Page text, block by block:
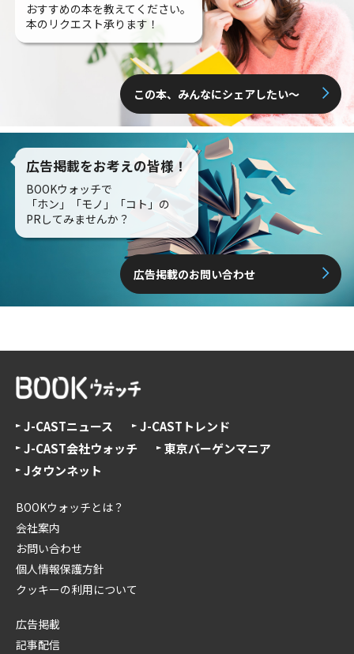
おすすめの本を教えてください。
本のリクエスト承ります！
この本、みんなにシェアしたい〜
広告掲載をお考えの皆様！
BOOKウォッチで
「ホン」「モノ」「コト」の
PRしてみませんか？
広告掲載のお問い合わせ
J-CASTニュース
J-CASTトレンド
J-CAST会社ウォッチ
東京バーゲンマニア
Jタウンネット
BOOKウォッチとは？
会社案内
お問い合わせ
個人情報保護方針
クッキーの利用について
広告掲載
記事配信